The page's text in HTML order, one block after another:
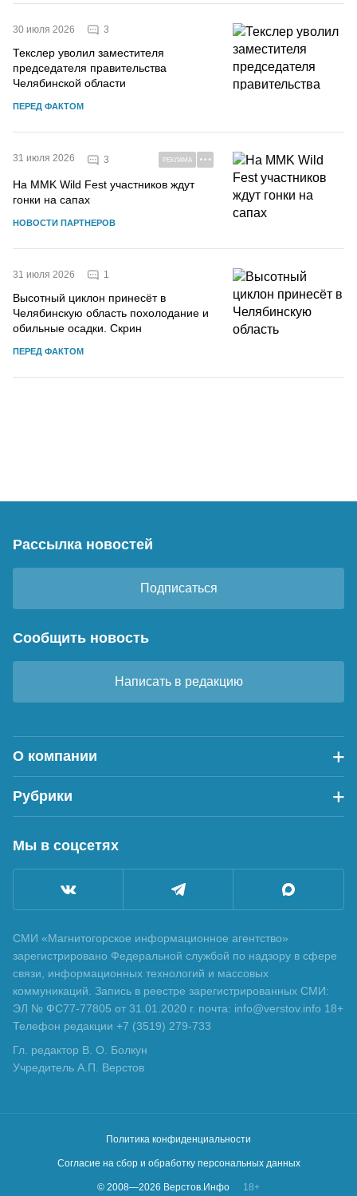
30 июля 2026 3
Текслер уволил заместителя
председателя правительства
Челябинской области
ПЕРЕД ФАКТОМ
31 июля 2026 3 РЕКЛАМА
На MMK Wild Fest участников ждут
гонки на сапах
НОВОСТИ ПАРТНЕРОВ
31 июля 2026 1
Высотный циклон принесёт в
Челябинскую область похолодание и
обильные осадки. Скрин
ПЕРЕД ФАКТОМ
Рассылка новостей
Подписаться
Сообщить новость
Написать в редакцию
О компании
Рубрики
Мы в соцсетях
СМИ «Магнитогорское информационное агентство»
зарегистрировано Федеральной службой по надзору в сфере
связи, информационных технологий и массовых
коммуникаций. Запись в реестре зарегистрированных СМИ:
ЭЛ № ФС77-77805 от 31.01.2020 г. почта: info@verstov.info 18+
Телефон редакции +7 (3519) 279-733
Гл. редактор В. О. Болкун
Учредитель А.П. Верстов
Политика конфиденциальности
Согласие на сбор и обработку персональных данных
© 2008—2026 Верстов.Инфо 18+